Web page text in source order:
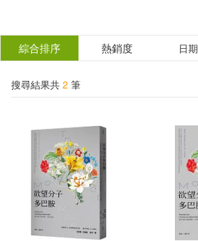
結
分類 (單選)
所有商品(2) 圖書(1)
電子書(1)
作者
綜合排序 熱銷度 日期
搜尋結果共 2 筆